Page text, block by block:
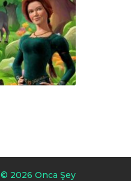
© 2026 Onca Şey